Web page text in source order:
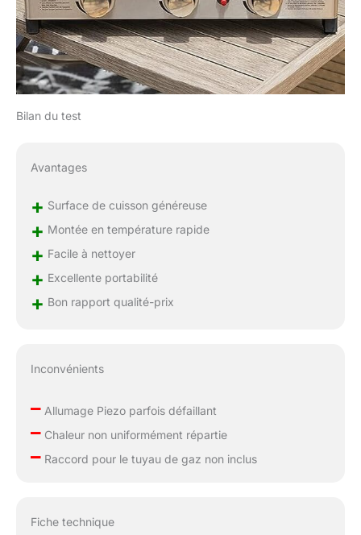
Bilan du test
Avantages
+ Surface de cuisson généreuse
+ Montée en température rapide
+ Facile à nettoyer
+ Excellente portabilité
+ Bon rapport qualité-prix
Inconvénients
–Allumage Piezo parfois défaillant
–Chaleur non uniformément répartie
–Raccord pour le tuyau de gaz non inclus
Fiche technique